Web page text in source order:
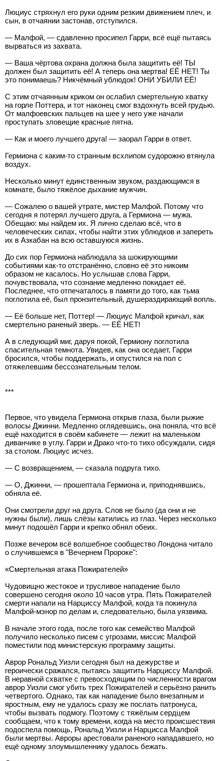
Люциус стряхнул его руки одним резким движением плеч, и
сын, в отчаянии застонав, отступился.
— Малфой, — сдавленно просипел Гарри, всё ещё пытаясь
вырваться из захвата.
— Ваша чёртова охрана должна была защитить её! ТЫ
должен был защитить её! А теперь она мертва! ЕЁ НЕТ! Ты
это понимаешь? Никчёмный ублюдок! ОНИ УБИЛИ ЕЁ!
С этим отчаянным криком он ослабил смертельную хватку
на горле Поттера, и тот наконец смог вздохнуть всей грудью.
От малфоевских пальцев на шее у него уже начали
проступать зловещие красные пятна.
— Как и моего лучшего друга! — заорал Гарри в ответ.
Гермиона с каким-то странным всхлипом судорожно втянула
воздух.
Несколько минут единственным звуком, раздающимся в
комнате, было тяжёлое дыхание мужчин.
— Сожалею о вашей утрате, мистер Малфой. Потому что
сегодня я потерял лучшего друга, а Гермиона — мужа.
Обещаю: мы найдем их. Я лично сделаю всё, что в
человеческих силах, чтобы найти этих ублюдков и запереть
их в Азкабан на всю оставшуюся жизнь.
До сих пор Гермиона наблюдала за шокирующими
событиями как-то отстранённо, словно её это никоим
образом не касалось. Но услышав слова Гарри,
почувствовала, что сознание медленно покидает её.
Последнее, что отпечаталось в памяти до того, как тьма
поглотила её, был пронзительный, душераздирающий вопль.
— Её больше нет, Поттер! — Люциус Малфой кричал, как
смертельно раненый зверь. — ЕЁ НЕТ!
А в следующий миг, даруя покой, Гермиону поглотила
спасительная темнота. Увидев, как она оседает, Гарри
бросился, чтобы поддержать, и опустился на пол с
отяжелевшим бессознательным телом.
***
Первое, что увидела Гермиона открыв глаза, были рыжие
волосы Джинни. Медленно оглядевшись, она поняла, что всё
ещё находится в своём кабинете — лежит на маленьком
диванчике в углу. Гарри и Драко что-то тихо обсуждали, сидя
за столом. Люциус исчез.
— С возвращением, — сказала подруга тихо.
— О, Джинни, — прошептала Гермиона и, приподнявшись,
обняла её.
Они смотрели друг на друга. Слов не было (да они и не
нужны были), лишь слёзы катились из глаз. Через несколько
минут подошёл Гарри и крепко обнял обеих.
Позже вечером всё волшебное сообщество Лондона читало
о случившемся в "Вечернем Пророке":
«Смертельная атака Пожирателей»
Чудовищно жестокое и трусливое нападение было
совершено сегодня около 10 часов утра. Пять Пожирателей
смерти напали на Нарциссу Малфой, когда та покинула
Малфой-мэнор по делам и, следовательно, была уязвима.
В начале этого года, после того как семейство Малфой
получило несколько писем с угрозами, миссис Малфой
поместили под министерскую программу защиты.
Аврор Рональд Уизли сегодня был на дежурстве и
героически сражался, пытаясь защитить Нарциссу Малфой.
В неравной схватке с превосходящим по численности врагом
аврор Уизли смог убить трех Пожирателей и серьёзно ранить
четвертого. Однако, так как нападение было внезапным и
яростным, ему не удалось сразу же послать патронуса,
чтобы вызвать подмогу. Поэтому с тяжёлым сердцем
сообщаем, что к тому времени, когда на место происшествия
подоспела помощь, Рональд Уизли и Нарцисса Малфой
были мертвы. Авроры арестовали раненого нападавшего, но
ещё одному злоумышленнику удалось бежать.